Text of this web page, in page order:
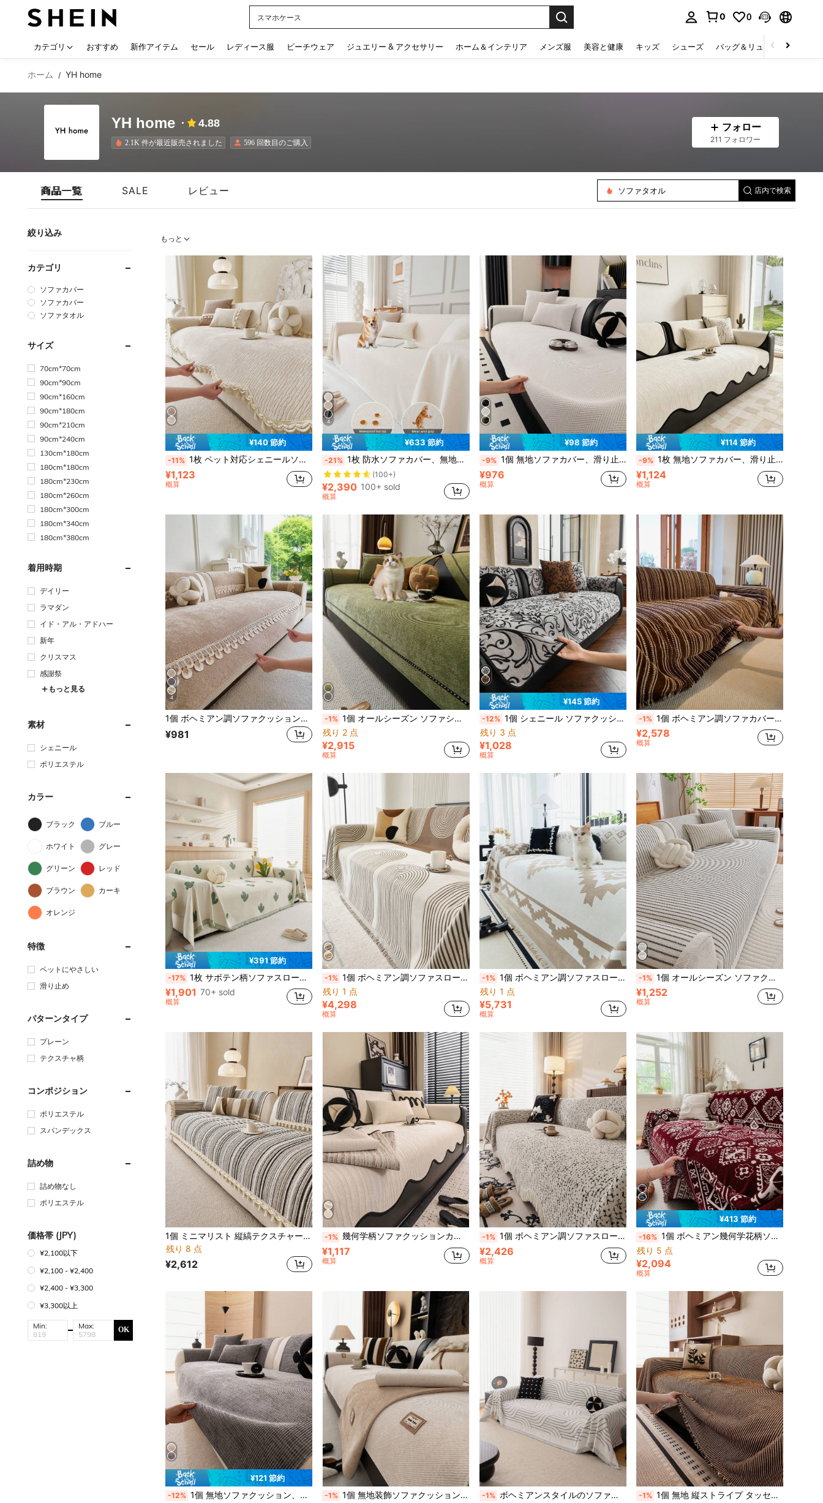
シール
0 0
カテゴリ おすすめ 新作アイテム セール レディース服 ビーチウェア ジュエリー & アクセサリー ホーム＆インテリア メンズ服 美容と健康 キッズ シューズ バッグ＆リュック
ホーム / YH home
YH home 4.88
2.1K 件が最近販売されました 596 回数目のご購入
フォロー
211 フォロワー
商品一覧 SALE レビュー ソファタオル 店内で検索
絞り込み
カテゴリ
ソファカバー
ソファカバー
ソファタオル
サイズ
70cm*70cm
90cm*90cm
90cm*160cm
90cm*180cm
90cm*210cm
90cm*240cm
130cm*180cm
180cm*180cm
180cm*230cm
180cm*260cm
180cm*300cm
180cm*340cm
180cm*380cm
着用時期
デイリー
ラマダン
イド・アル・アドハー
新年
クリスマス
感謝祭
もっと見る
素材
シェニール
ポリエステル
カラー
ブラック ブルー
ホワイト グレー
グリーン レッド
ブラウン カーキ
オレンジ
特徴
ペットにやさしい
滑り止め
パターンタイプ
プレーン
テクスチャ柄
コンポジション
ポリエステル
スパンデックス
詰め物
詰め物なし
ポリエステル
価格帯 (JPY)
¥2,100以下
¥2,100 - ¥2,400
¥2,400 - ¥3,300
¥3,300以上
Min: Max: OK
もっと
¥140 節約
-11% 1枚 ペット対応シェニールソファカバー、滑り止め 洗えるソファプロテクター、傷防止 ソフト家具カバー L字型ソファ、2人掛けソファ、3人掛けソファ、4人掛けソファ、セクショナルソファに適しています(別売り)
¥1,123
概算
4
¥633 節約
-21% 1枚 防水ソファカバー、無地、オールシーズン使用可能、ペット対応 洗濯可能 ソファスリップカバー、ホームデコレーション
(100+)
¥2,390 100+ sold
概算
¥98 節約
-9% 1個 無地ソファカバー、滑り止めソファスリップカバー、ペット対応ソファプロテクター、洗濯機で洗えるリビングルーム家具カバー、L字型、2人掛け、3人掛け、4人掛け、セクショナルソファに対応 (別売り)
¥976
概算
¥114 節約
-9% 1枚 無地ソファカバー、滑り止めシェニールソファスリップカバー、洗濯可能なペット対応リビングルームソファプロテクター、洗濯機で洗えるリビングルーム家具プロテクター、L字型、2人掛け、3人掛け、4人掛け、セクショナルソファに対応(別売り)
¥1,124
概算
4
1個 ボヘミアン調ソファクッションカバー、オールシーズン対応滑り止めソファカバー、ペット対応傷防止ソファシートカバー、洗濯機洗い可能ホームデコレーション、リビングルームL字型ソファ、シングルソファ、ラブシート、3人掛けソファ、4人掛けソファ、セクショナルソファ対応(別売り)
¥981
-1% 1個 オールシーズン ソファシートクッションカバー、クラシックスタイル ソファプロテクター、ペット対応 引っかき防止スリップカバー、洗濯機洗い可能 ホームデコレーション L字型コンビソファ、1人/2人/3人/4人掛けソファに対応 (単品販売)
残り 2 点
¥2,915
概算
¥145 節約
-12% 1個 シェニール ソファクッション、オールシーズン対応 滑り止めソファカバー、ペット対応 傷防止ソファプロテクター、リビングルームのL字型ソファ、シングルソファ、ダブルソファ、3人掛けソファ、4人掛けソファ、セクショナルソファに適しています(別売り)
残り 3 点
¥1,028
概算
-1% 1個 ボヘミアン調ソファカバー、ペット対策ソファプロテクター、洗濯機洗い可能なホームデコレーション、L字型コンビネーションソファ、2人掛けソファ、3人掛けソファに適しています
¥2,578
概算
¥391 節約
-17% 1枚 サボテン柄ソファスローブランケット、ペット対応の引っかき防止ソファプロテクターカバー、洗濯機で洗えるホームデコレーション、L字型セクショナルソファや1人/2人/3人/4人掛けソファに適しています(個別販売)、クリスマスのギフトと装飾
¥1,901 70+ sold
概算
-1% 1個 ボヘミアン調ソファスロー毛布、幾何学模様ソファカバー、ペット対策ソファプロテクター、洗濯機洗い可能なホームデコレーション、L字型コンビネーションソファや1人/2人/3人/4人掛けソファに適しています(別売)
残り 1 点
¥4,298
概算
-1% 1個 ボヘミアン調ソファスロー毛布、幾何学模様ソファカバー、ペット対策ソファプロテクター、洗濯機洗い可能なホームデコレーション、L字型セクショナル、2人掛けソファ、ソファに適用、ホリデーデコレーション (別売)
残り 1 点
¥5,731
概算
-1% 1個 オールシーズン ソファクッションカバー、縦縞パターン ソファシートプロテクター、ペット対応 引っかき防止ソファスリップカバー、洗濯機洗い可能 ルームデコレーション ソファカバー L字型ソファ、一人掛けソファ、2人掛けソファ、3人掛けソファ、4人掛けソファ、コーナーソファ対応(別売)
¥1,252
概算
1個 ミニマリスト 縦縞テクスチャー ソファクッション、オールシーズン対応 ソファシートカバー、ペット対応 傷防止 ソファプロテクター、洗濯機洗い可能 ルームデコレーション、リビングルーム L字型ソファ、シングルソファ、ダブルソファ、3人掛けソファ、4人掛けソファ、セクショナルソファに適したソファカバー (別売り)
残り 8 点
¥2,612
-1% 幾何学柄ソファクッションカバー 1枚、オールシーズン ソファカバー、ペット対応 引っかき防止ソファプロテクター、洗濯可能 室内装飾ソファカバー、L字型ソファ、一人掛けソファ、2人掛けソファ、3人掛けソファ、4人掛けソファ、コーナーソファに適用(別売)
¥1,117
概算
-1% 1個 ボヘミアン調ソファスロー毛布、房付きソファカバー、ペット対策ソファプロテクター、洗濯機洗い可能なホームデコレーション、L字型コンビネーションソファや1人/2人/3人/4人掛けソファに適しています(別売)
¥2,426
概算
¥413 節約
-16% 1個 ボヘミアン幾何学花柄ソファカバー、オールシーズン対応 滑り止め フルカバーソファプロテクター、ペット対応 傷防止ソファカバー、洗濯機洗い可能 ルームデコレーション、リビングルーム L字型ソファ、シングルソファ、ラブシート、3人掛けソファ、4人掛けソファ、セクショナルソファに適したソファカバー (別売り)
残り 5 点
¥2,094
概算
¥121 節約
-12% 1個 無地ソファクッション、オールシーズン対応 滑り止めソファカバー、ペット対応 傷防止ソファプロテクター、リビングルーム L字型ソファ、シングルソファ、ダブルソファ、3人掛けソファ、4人掛けソファ、セクショナルソファに適しています (別売り) -1% 1個 無地装飾ソファクッションカバー、滑り止め モダンスタイル ソファシートパッド、洗濯機洗い可能、ペット対応、猫/犬引っかき防止ソファプロテクター、ホームデコレーション
-1% ボヘミアンスタイルのソファスロー1枚、幾何学模様ソファブランケット、ソファプロテクターカバー、洗濯機で洗えるホームデコレーション、Lカーブ組み合わせや1人用/2人用/3人用/4人用ソファに適しています(単品販売)
-1% 1個 無地 縦ストライプ タッセル付きソファカバー、オールシーズン対応 ユニバーサル フルカバー 滑り止めソファプロテクター、ペット対応 傷防止ソファカバー、洗濯機洗い可能 ルームデコレーション、リビングルーム L字型ソファ、シングルソファ、ラブシート、3人掛けソファ、4人掛けソファ、セクショナルソファに適したソファスリップカバー (別売り)